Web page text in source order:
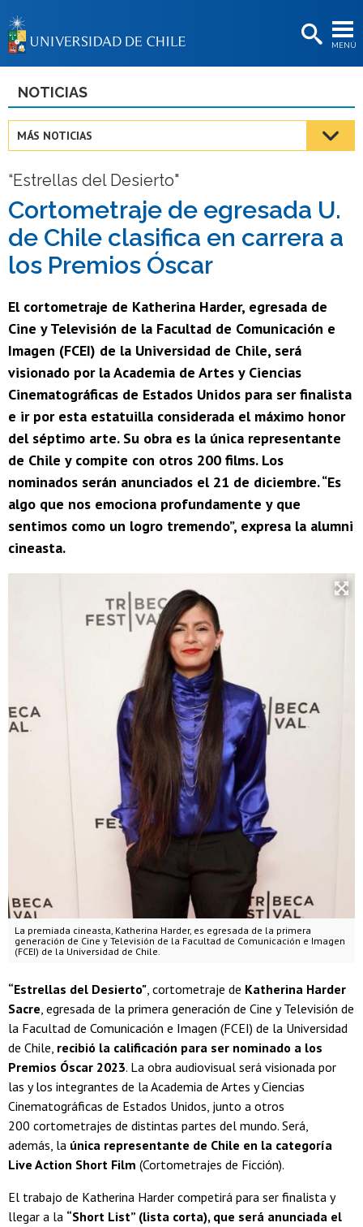
MENÚ
BIBLIOTECAS
Estudiantes
Académicas/os
Funcionarias/os
Egresadas/os
NOTICIAS
MÁS NOTICIAS
“Estrellas del Desierto"
Cortometraje de egresada U.
de Chile clasifica en carrera a
los Premios Óscar
El cortometraje de Katherina Harder, egresada de
Cine y Televisión de la Facultad de Comunicación e
Imagen (FCEI) de la Universidad de Chile, será
visionado por la Academia de Artes y Ciencias
Cinematográficas de Estados Unidos para ser finalista
e ir por esta estatuilla considerada el máximo honor
del séptimo arte. Su obra es la única representante
de Chile y compite con otros 200 films. Los
nominados serán anunciados el 21 de diciembre. “Es
algo que nos emociona profundamente y que
sentimos como un logro tremendo”, expresa la alumni
cineasta.
La premiada cineasta, Katherina Harder, es egresada de la primera
generación de Cine y Televisión de la Facultad de Comunicación e Imagen
(FCEI) de la Universidad de Chile.
“Estrellas del Desierto", cortometraje de Katherina Harder
Sacre, egresada de la primera generación de Cine y Televisión de
la Facultad de Comunicación e Imagen (FCEI) de la Universidad
de Chile, recibió la calificación para ser nominado a los
Premios Óscar 2023. La obra audiovisual será visionada por
las y los integrantes de la Academia de Artes y Ciencias
Cinematográficas de Estados Unidos, junto a otros
200 cortometrajes de distintas partes del mundo. Será,
además, la única representante de Chile en la categoría
Live Action Short Film (Cortometrajes de Ficción).
El trabajo de Katherina Harder competirá para ser finalista y
llegar a la “Short List” (lista corta), que será anunciada el